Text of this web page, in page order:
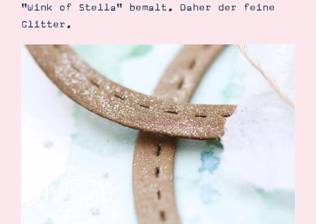
"Wink of Stella" bemalt. Daher der feine
Glitter.